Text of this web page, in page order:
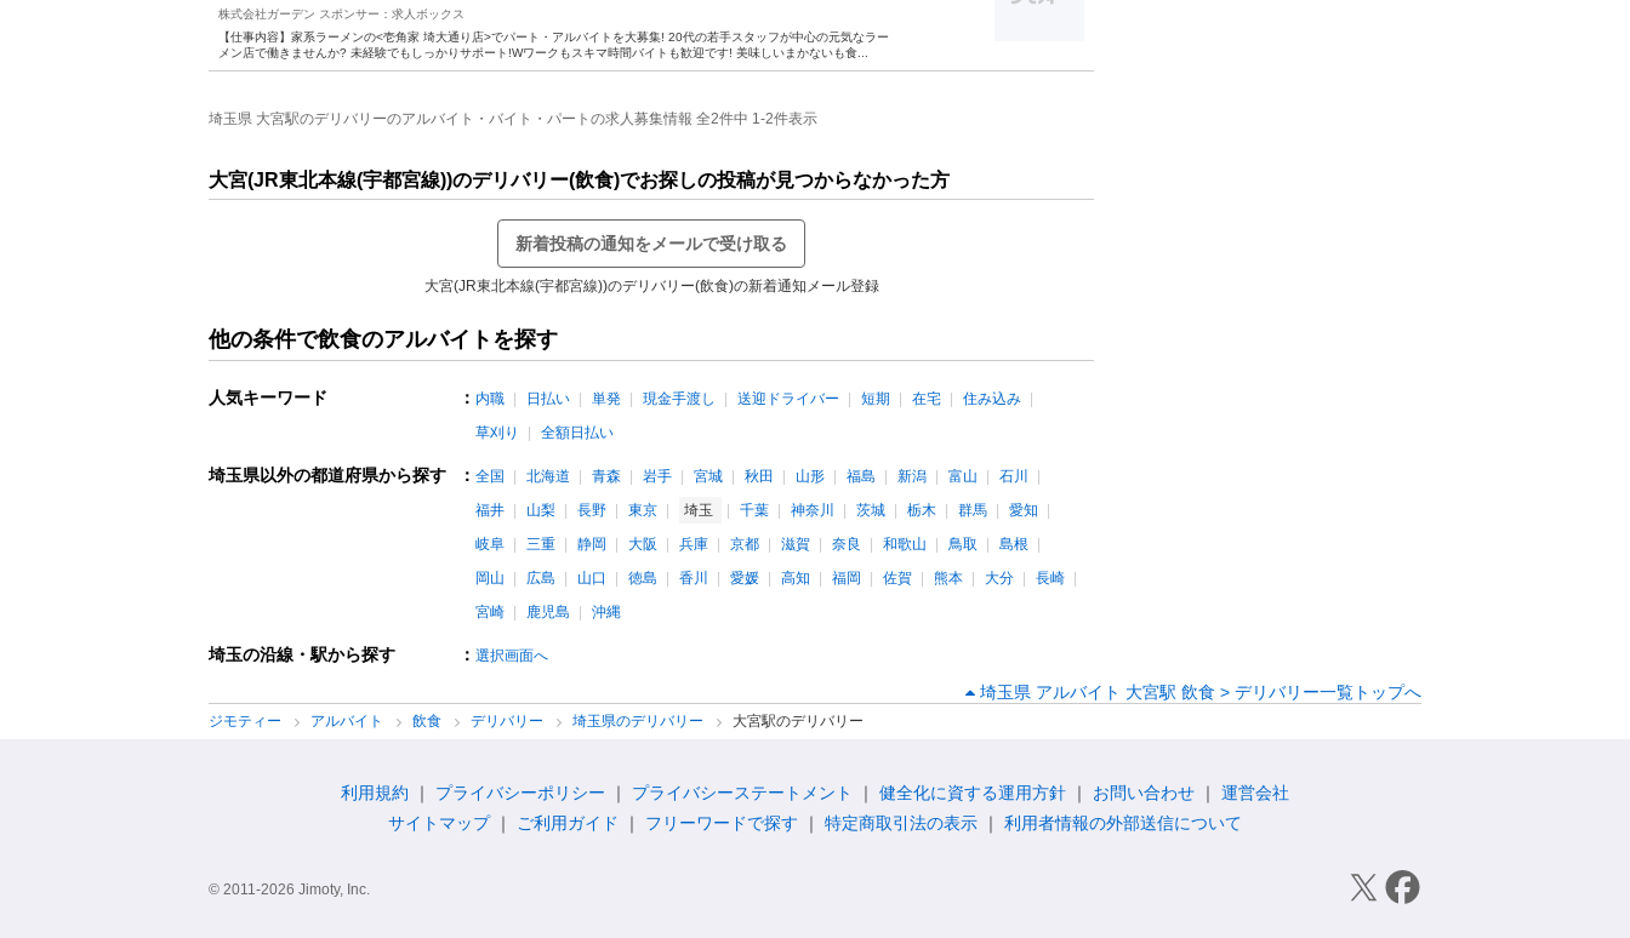
株式会社ガーデン スポンサー：求人ボックス
【仕事内容】家系ラーメンの<壱角家 埼大通り店>でパート・アルバイトを大募集! 20代の若手スタッフが中心の元気なラー
メン店で働きませんか? 未経験でもしっかりサポート!Wワークもスキマ時間バイトも歓迎です! 美味しいまかないも食...
埼玉県 大宮駅のデリバリーのアルバイト・バイト・パートの求人募集情報 全2件中 1-2件表示
大宮(JR東北本線(宇都宮線))のデリバリー(飲食)でお探しの投稿が見つからなかった方
新着投稿の通知をメールで受け取る
大宮(JR東北本線(宇都宮線))のデリバリー(飲食)の新着通知メール登録
他の条件で飲食のアルバイトを探す
人気キーワード ： 内職 日払い 単発 現金手渡し 送迎ドライバー 短期 在宅
住み込み
草刈り
全額日払い
埼玉県以外の都道府県から探す ： 全国 北海道 青森 岩手 宮城 秋田 山形 福島 新潟 富山
石川
福井
山梨 長野 東京 埼玉 千葉 神奈川 茨城 栃木 群馬
愛知
岐阜
三重 静岡 大阪 兵庫 京都 滋賀 奈良 和歌山 鳥取
島根
岡山
広島 山口 徳島 香川 愛媛 高知 福岡 佐賀 熊本 大分
長崎
宮崎
鹿児島 沖縄
埼玉の沿線・駅から探す ： 選択画面へ
埼玉県 アルバイト 大宮駅 飲食 > デリバリー一覧トップへ
ジモティー アルバイト 飲食 デリバリー 埼玉県のデリバリー 大宮駅のデリバリー
利用規約 プライバシーポリシー プライバシーステートメント 健全化に資する運用方針 お問い合わせ
運営会社
サイトマップ
ご利用ガイド フリーワードで探す 特定商取引法の表示 利用者情報の外部送信について
© 2011-2026 Jimoty, Inc.